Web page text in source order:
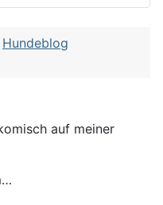
Hundeblog
auf meiner